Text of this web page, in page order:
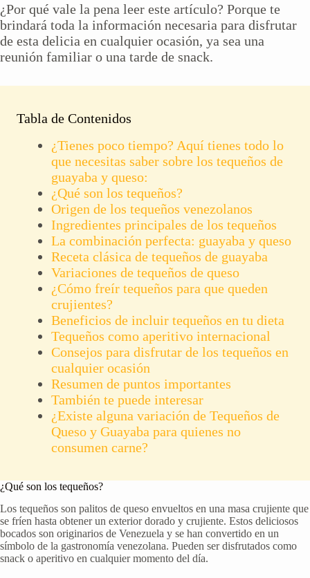
¿Por qué vale la pena leer este artículo? Porque te
brindará toda la información necesaria para disfrutar
de esta delicia en cualquier ocasión, ya sea una
reunión familiar o una tarde de snack.
Tabla de Contenidos
¿Tienes poco tiempo? Aquí tienes todo lo
que necesitas saber sobre los tequeños de
guayaba y queso:
¿Qué son los tequeños?
Origen de los tequeños venezolanos
Ingredientes principales de los tequeños
La combinación perfecta: guayaba y queso
Receta clásica de tequeños de guayaba
Variaciones de tequeños de queso
¿Cómo freír tequeños para que queden
crujientes?
Beneficios de incluir tequeños en tu dieta
Tequeños como aperitivo internacional
Consejos para disfrutar de los tequeños en
cualquier ocasión
Resumen de puntos importantes
También te puede interesar
¿Existe alguna variación de Tequeños de
Queso y Guayaba para quienes no
consumen carne?
¿Qué son los tequeños?
Los tequeños son palitos de queso envueltos en una masa crujiente que
se fríen hasta obtener un exterior dorado y crujiente. Estos deliciosos
bocados son originarios de Venezuela y se han convertido en un
símbolo de la gastronomía venezolana. Pueden ser disfrutados como
snack o aperitivo en cualquier momento del día.